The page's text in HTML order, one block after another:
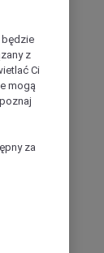
będzie
z
Ci
mogą
za